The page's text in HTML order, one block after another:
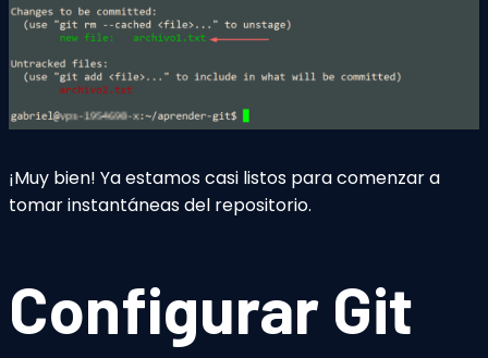
¡Muy bien! Ya estamos casi listos para comenzar a
tomar instantáneas del repositorio.
Configurar Git